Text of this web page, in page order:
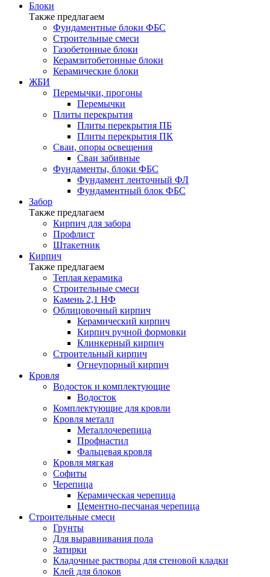
Блоки
Также предлагаем
Фундаментные блоки ФБС
Строительные смеси
Газобетонные блоки
Керамзитобетонные блоки
Керамические блоки
ЖБИ
Перемычки, прогоны
Перемычки
Плиты перекрытия
Плиты перекрытия ПБ
Плиты перекрытия ПК
Сваи, опоры освещения
Сваи забивные
Фундаменты, блоки ФБС
Фундамент ленточный ФЛ
Фундаментный блок ФБС
Забор
Также предлагаем
Кирпич для забора
Профлист
Штакетник
Кирпич
Также предлагаем
Теплая керамика
Строительные смеси
Камень 2,1 НФ
Облицовочный кирпич
Керамический кирпич
Кирпич ручной формовки
Клинкерный кирпич
Строительный кирпич
Огнеупорный кирпич
Кровля
Водосток и комплектующие
Водосток
Комплектующие для кровли
Кровля металл
Металлочерепица
Профнастил
Фальцевая кровля
Кровля мягкая
Софиты
Черепица
Керамическая черепица
Цементно-песчаная черепица
Строительные смеси
Грунты
Для выравнивания пола
Затирки
Кладочные растворы для стеновой кладки
Клей для блоков